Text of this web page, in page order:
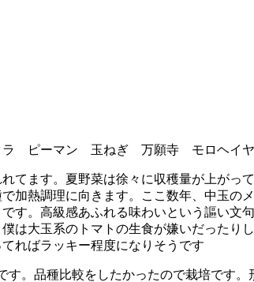
ピーマン 玉ねぎ 万願寺 モロヘイ
てます。夏野菜は徐々に収穫量が上がっ
加熱調理に向きます。ここ数年、中玉の
す。高級感あふれる味わいという謳い
は大玉系のトマトの生食が嫌いだったり
ればラッキー程度になりそうです
す。品種比較をしたかったので栽培です